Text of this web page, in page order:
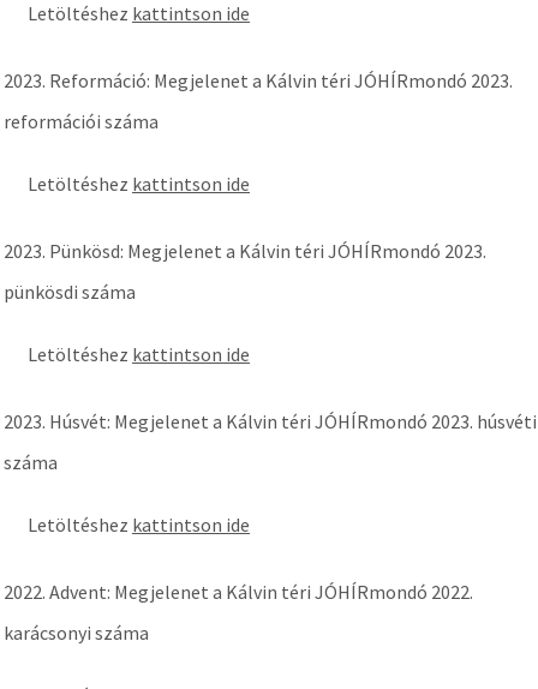
Letöltéshez kattintson ide
2023. Reformáció: Megjelenet a Kálvin téri JÓHÍRmondó 2023.
reformációi száma
Letöltéshez kattintson ide
2023. Pünkösd: Megjelenet a Kálvin téri JÓHÍRmondó 2023.
pünkösdi száma
Letöltéshez kattintson ide
2023. Húsvét: Megjelenet a Kálvin téri JÓHÍRmondó 2023. húsvéti
száma
Letöltéshez kattintson ide
2022. Advent: Megjelenet a Kálvin téri JÓHÍRmondó 2022.
karácsonyi száma